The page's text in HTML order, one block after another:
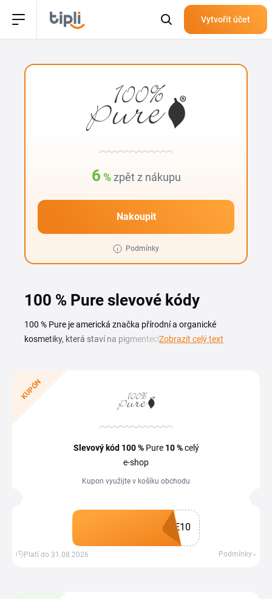
Vytvořit účet
6 % zpět z nákupu
Nakoupit
Podmínky
100 % Pure slevové kódy
100 % Pure je americká značka přírodní a organické
kosmetiky, která staví na pigmentech z ovoce, bylin a
cenu. Aktuální slevy 100 % Pure a kupóny najdeš v přehledu
na této stránce. Značka vsází na veganské složení, cruelty-
free výrobu a obaly z recyklovatelných materiálů. Kromě
jednorázových kódů se vyplatí hlídat sezónní akce, Black
100 % Pure, který odpovídá tomu, co chceš pořídit, a vlož ho
Zobrazit celý text
KUPÓN
Slevový kód 100 %Pure 10 %celý
e-shop
Kupon využijte v košíku obchodu
E10
Platí do 31.08.2026 Podmínky